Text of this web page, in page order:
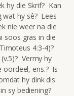
hy die Skrif? Kan
wat hy sê? Lees
nie weer na die
soos gras in die
4:3-4)?
Vermy hy
oordeel, ens.? Is
hy dink dis
sy bediening?